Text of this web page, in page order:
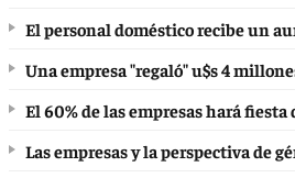
El personal doméstico recibe un
Una empresa "regaló" u$s 4
El 60% de las empresas hará fiesta
Las empresas y la perspectiva de